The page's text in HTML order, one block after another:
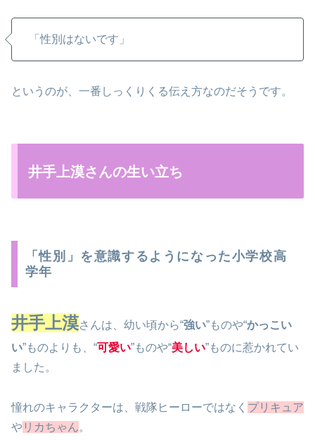
「性別はないです」
というのが、一番しっくりくる伝え方なのだそうです。
井手上漠さんの生い立ち
「性別」を意識するようになった小学校高
学年
井手上漠さんは、幼い頃から“強い”ものや“かっこい
い”ものよりも、“可愛い”ものや“美しい”ものに惹かれてい
ました。
憧れのキャラクターは、戦隊ヒーローではなく プリキュア
やリカちゃん。